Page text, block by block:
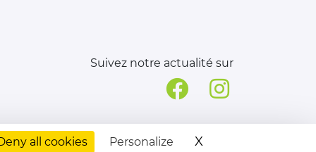
Suivez notre actualité sur
all cookies Personalize XHide cookie